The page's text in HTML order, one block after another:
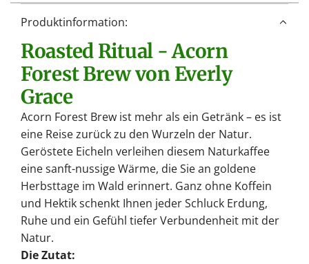
Produktinformation:
Roasted Ritual - Acorn
Forest Brewvon Everly
Grace
Acorn Forest Brew ist mehr als ein Getränk – es ist
eine Reise zurück zu den Wurzeln der Natur.
Geröstete Eicheln verleihen diesem Naturkaffee
eine sanft-nussige Wärme, die Sie an goldene
Herbsttage im Wald erinnert. Ganz ohne Koffein
und Hektik schenkt Ihnen jeder Schluck Erdung,
Ruhe und ein Gefühl tiefer Verbundenheit mit der
Natur.
Die Zutat: